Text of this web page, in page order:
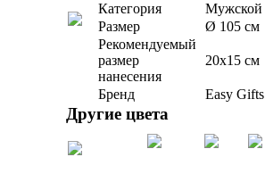
Категория
Мужской
Размер
Ø 105 см
Рекомендуемый
размер
нанесения
20х15 см
Бренд Easy Gifts
Другие цвета